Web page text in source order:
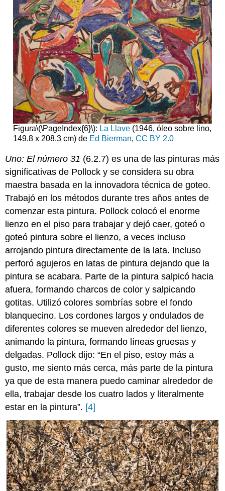
Figura\(\PageIndex{6}\): La Llave(1946, óleo sobre lino,
149.8 x 208.3 cm) de Ed Bierman, CC BY 2.0
Uno: El número 31 (6.2.7) es una de las pinturas más
significativas de Pollock y se considera su obra
maestra basada en la innovadora técnica de goteo.
Trabajó en los métodos durante tres años antes de
comenzar esta pintura. Pollock colocó el enorme
lienzo en el piso para trabajar y dejó caer, goteó o
goteó pintura sobre el lienzo, a veces incluso
arrojando pintura directamente de la lata. Incluso
perforó agujeros en latas de pintura dejando que la
pintura se acabara. Parte de la pintura salpicó hacia
afuera, formando charcos de color y salpicando
gotitas. Utilizó colores sombrías sobre el fondo
blanquecino. Los cordones largos y ondulados de
diferentes colores se mueven alrededor del lienzo,
animando la pintura, formando líneas gruesas y
delgadas. Pollock dijo: “En el piso, estoy más a
gusto, me siento más cerca, más parte de la pintura
ya que de esta manera puedo caminar alrededor de
ella, trabajar desde los cuatro lados y literalmente
estar en la pintura”. [4]